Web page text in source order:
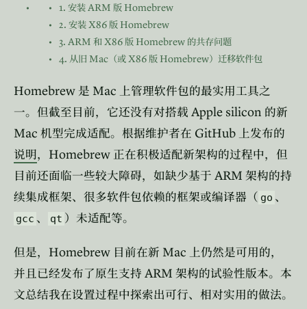
1. 安装ARM 版Homebrew
2. 安装X86 版Homebrew
3. ARM 和X86 版Homebrew 的共存问题
4. 从旧Mac（或X86 版Homebrew）迁移软件包
Homebrew 是 Mac
上管理软件包的最实用工具之
一。但截至目前，它还没有对搭载 Apple silicon 的新
Mac 机型完成适配。根据维护者在 GitHub 上发布的
说明， Homebrew 正在积极适配新架构的过程中，但
目前还面临一些较大障碍，如缺少基于 ARM 架构的持
续集成框架、很多软件包依赖的框架或编译器（ go 、
gcc 、 qt ）未适配等。
但是， Homebrew 目前在新 Mac 上仍然是可用的，
并且已经发布了原生支持 ARM 架构的试验性版本。本
文总结我在设置过程中探索出可行、相对实用的做法。